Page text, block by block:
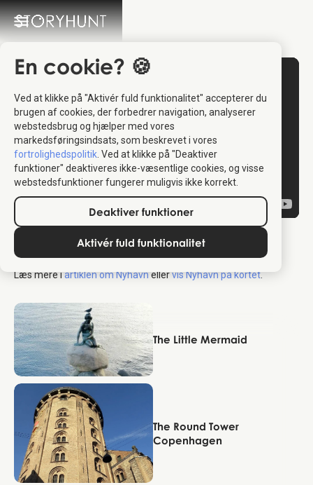
En cookie? 🍪
Ved at klikke på "Aktivér fuld funktionalitet" accepterer du
brugen af cookies, der forbedrer navigation, analyserer
webstedsbrug og hjælper med vores
markedsføringsindsats, som beskrevet i vores
fortrolighedspolitik . Ved at klikke på "Deaktiver
funktioner" deaktiveres ikke-væsentlige cookies, og visse
webstedsfunktioner fungerer muligvis ikke korrekt.
Deaktiver funktioner
Aktivér fuld funktionalitet
Nyhavn Copenhagen
Læs mere iartiklen om Nyhavnellervis Nyhavn på kortet.
The Little Mermaid
The Round Tower
Copenhagen